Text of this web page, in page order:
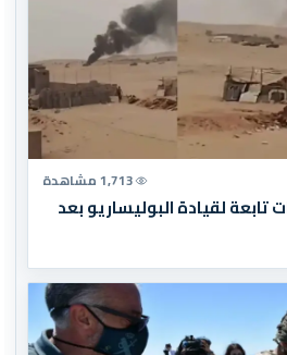
1,713 مشاهدة
لقيادة البوليساريو بعد